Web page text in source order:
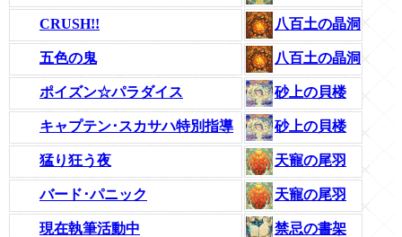
CRUSH!! 八百土の晶洞
五色の鬼 八百土の晶洞
ポイズン☆パラダイス 砂上の貝楼
キャプテン･スカサハ特別指導 砂上の貝楼
猛り狂う夜 天寵の尾羽
バード･パニック 天寵の尾羽
現在執筆活動中 禁忌の書架